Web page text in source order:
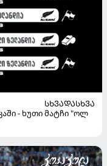
ᲡᲮᲕᲐᲓᲐᲡᲮᲕᲐ
- ხუთი მატჩი "ოლ